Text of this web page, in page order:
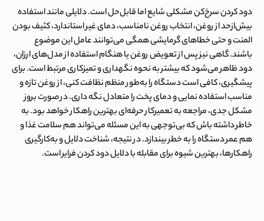
دود کردن سرخ‌کن مشکلی شایع اما قابل‌حل است. دلایلی مانند استفاده
بیش‌ازحد از روغن، انتخاب روغن نامناسب، دمای غیر استاندارد، کثیف بودن
المنت و حتی خطاهای گرمایشی همگی می‌توانند عامل این موضوع
باشند. گاهی نیز پس از تعویض روغن یا هنگام استفاده از مدل‌های ارزان،
دود ظاهر می‌شود که بیشتر به نحوه نگهداری و تمیزکاری مرتبط است. برای
پیشگیری، کافی است دستگاه را به‌طور منظم نظافت کنی، از روغن تازه و
مناسب استفاده نمایی و دمای پخت را متعادل نگه داری. در صورت بروز
مشکل جدی، مراجعه به تعمیرکار حرفه‌ای بهترین راهکار خواهد بود. به
خاطر داشته باش که بی‌توجهی به این مسئله می‌تواند هم سلامت غذا و
هم عمر دستگاه را به خطر بیندازد. در نتیجه، شناخت دلایل و به‌کارگیری
راهکارها، بهترین شیوه برای مقابله بادلایل دود کردن فرایراست.